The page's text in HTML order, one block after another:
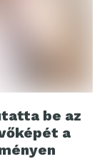
be az
a